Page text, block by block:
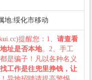
地:绥化市移动
提醒您：1、 请查看
址是否本地。2、手工
是骗子！凡以各种名义
找工作是往兜里挣钱，让